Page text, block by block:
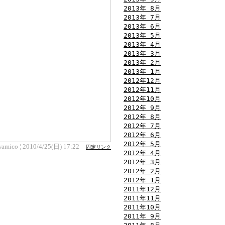
¦ 2010/4/25(日) 17:22 固定リンク
2013年 8月
2013年 7月
2013年 6月
2013年 5月
2013年 4月
2013年 3月
2013年 2月
2013年 1月
2012年12月
2012年11月
2012年10月
2012年 9月
2012年 8月
2012年 7月
2012年 6月
2012年 5月
2012年 4月
2012年 3月
2012年 2月
2012年 1月
2011年12月
2011年11月
2011年10月
2011年 9月